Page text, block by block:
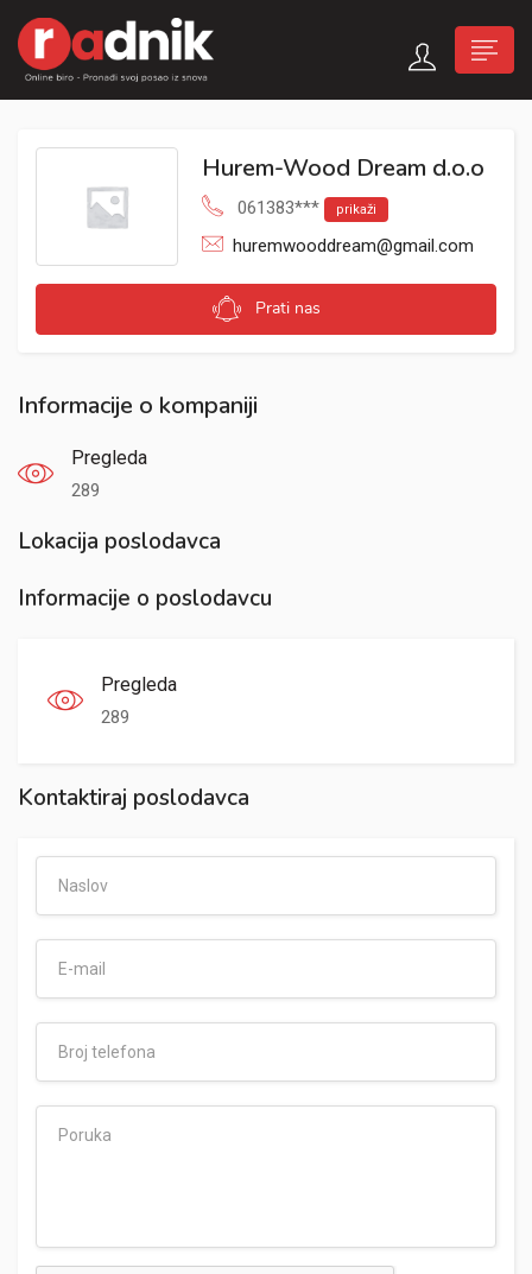
Hurem-Wood Dream d.o.o
061383*** prikaži
huremwooddream@gmail.com
Prati nas
Informacije o kompaniji
Pregleda
289
Lokacija poslodavca
Informacije o poslodavcu
Pregleda
289
Kontaktiraj poslodavca